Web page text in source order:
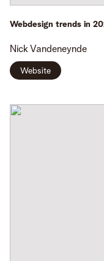
Webdesign trends in
Nick Vandeneynde
Website